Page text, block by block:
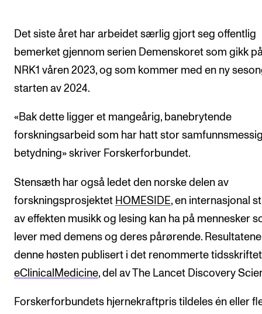
For ansatte og studenter
Det siste året har arbeidet særlig gjort seg offentlig
bemerket gjennom serien Demenskoret som gikk
NRK1 våren 2023, og som kommer med en ny
starten av 2024.
«Bak dette ligger et mangeårig, banebrytende
forskningsarbeid som har hatt stor
betydning» skriver Forskerforbundet.
Stensæth har også ledet den norske delen av
forskningsprosjektet HOMESIDE, en internasjonal
av effekten musikk og lesing kan ha på mennesker
lever med demens og deres pårørende.
denne høsten publisert i det renommerte tidsskriftet
eClinicalMedicine, del av The Lancet Discovery
Forskerforbundets hjernekraftpris tildeles én eller